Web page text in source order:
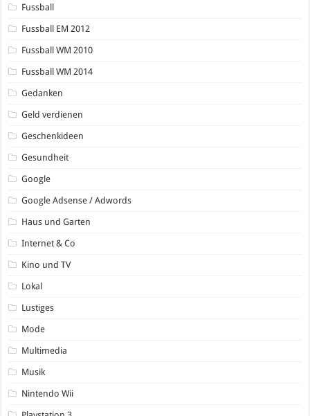
Fussball
Fussball EM 2012
Fussball WM 2010
Fussball WM 2014
Gedanken
Geld verdienen
Geschenkideen
Gesundheit
Google
Google Adsense / Adwords
Haus und Garten
Internet & Co
Kino und TV
Lokal
Lustiges
Mode
Multimedia
Musik
Nintendo Wii